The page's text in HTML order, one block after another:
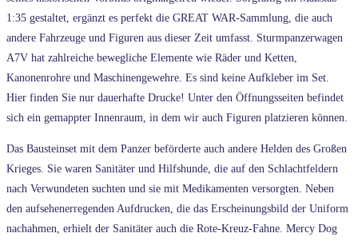
1:35 gestaltet, ergänzt es perfekt die GREAT WAR-Sammlung, die auch
andere Fahrzeuge und Figuren aus dieser Zeit umfasst. Sturmpanzerwagen
A7V hat zahlreiche bewegliche Elemente wie Räder und Ketten,
Kanonenrohre und Maschinengewehre. Es sind keine Aufkleber im Set.
Hier finden Sie nur dauerhafte Drucke! Unter den Öffnungsseiten befindet
sich ein gemappter Innenraum, in dem wir auch Figuren platzieren können.
Das Bausteinset mit dem Panzer beförderte auch andere Helden des Großen
Krieges. Sie waren Sanitäter und Hilfshunde, die auf den Schlachtfeldern
nach Verwundeten suchten und sie mit Medikamenten versorgten. Neben
den aufsehenerregenden Aufdrucken, die das Erscheinungsbild der Uniform
nachahmen, erhielt der Sanitäter auch die Rote-Kreuz-Fahne. Mercy Dog